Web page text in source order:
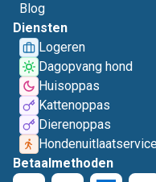
Blog
Diensten
Logeren
Dagopvang hond
Huisoppas
Kattenoppas
Dierenoppas
Betaalmethoden